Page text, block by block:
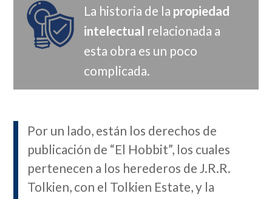
La historia de la propiedad
intelectual relacionada a
esta obra es un poco
complicada.
Por un lado, están los derechos de
publicación de “El Hobbit”, los cuales
pertenecen a los herederos de J.R.R.
Tolkien, con el Tolkien Estate, y la